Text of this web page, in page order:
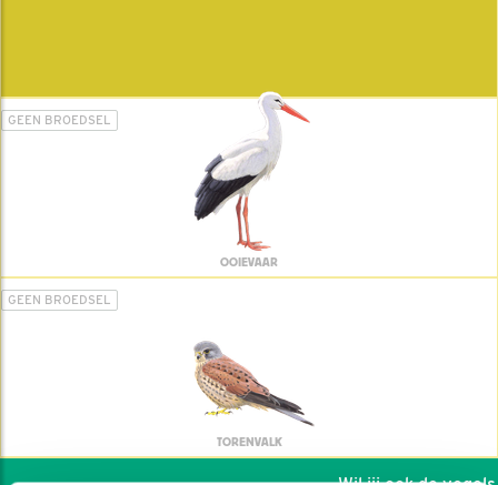
GEEN BROEDSEL
OOIEVAAR
GEEN BROEDSEL
TORENVALK